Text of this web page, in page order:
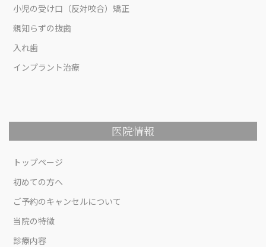
小児の受け口（反対咬合）矯正
親知らずの抜歯
入れ歯
インプラント治療
医院情報
トップページ
初めての方へ
ご予約のキャンセルについて
当院の特徴
診療内容